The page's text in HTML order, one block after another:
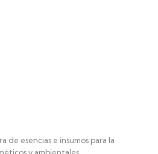
de esencias e insumos para la